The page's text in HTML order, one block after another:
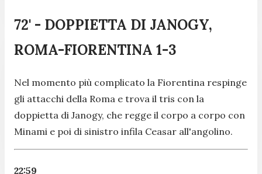
72' - DOPPIETTA DI JANOGY,
ROMA-FIORENTINA 1-3
Nel momento più complicato la Fiorentina respinge
gli attacchi della Roma e trova il tris con la
doppietta di Janogy, che regge il corpo a corpo con
Minami e poi di sinistro infila Ceasar all'angolino.
22:59